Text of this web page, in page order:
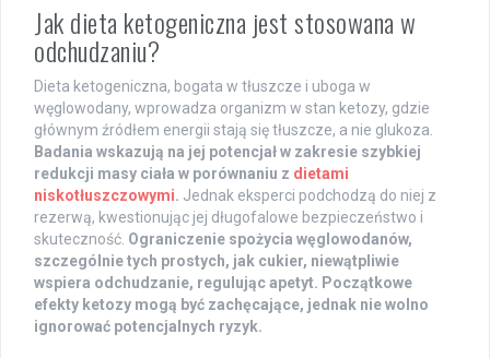
Jak dieta ketogeniczna jest stosowana w
odchudzaniu?
Dieta ketogeniczna, bogata w tłuszcze i uboga w
węglowodany, wprowadza organizm w stan ketozy, gdzie
głównym źródłem energii stają się tłuszcze, a nie glukoza.
Badania wskazują na jej potencjał w zakresie szybkiej
redukcji masy ciała w porównaniu z dietami
niskotłuszczowymi. Jednak eksperci podchodzą do niej z
rezerwą, kwestionując jej długofalowe bezpieczeństwo i
skuteczność. Ograniczenie spożycia węglowodanów,
szczególnie tych prostych, jak cukier, niewątpliwie
wspiera odchudzanie, regulując apetyt. Początkowe
efekty ketozy mogą być zachęcające, jednak nie wolno
ignorować potencjalnych ryzyk.